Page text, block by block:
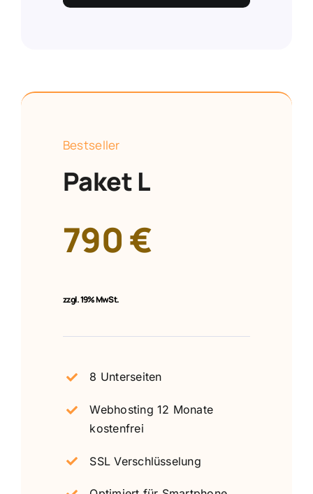
Bestseller
Paket L
790 €
zzgl.19% MwSt.
8 Unterseiten
Webhosting 12 Monate
kostenfrei
SSL Verschlüsselung